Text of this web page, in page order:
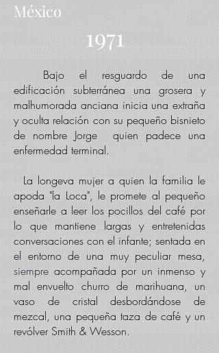
México
1971
Bajo el resguardo de una
edificación subterránea una grosera y
malhumorada anciana inicia una extraña
y oculta relación con su pequeño bisnieto
de nombre Jorge quien padece una
enfermedad terminal.
La longeva mujer a quien la familia le
apoda "la Loca", le promete al pequeño
enseñarle a leer los pocillos del café por
lo que mantiene largas y entretenidas
conversaciones con el infante; sentada en
el entorno de una muy peculiar mesa,
siempre acompañada por un inmenso y
mal envuelto churro de marihuana, un
vaso de cristal desbordándose de
mezcal, una pequeña taza de café y un
revólver Smith & Wesson.